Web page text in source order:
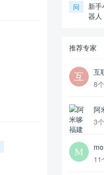
问
新
器人
推荐专家
互
8
阿
3
11